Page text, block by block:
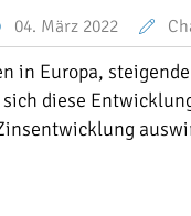
04. März 2022
in Europa,
diese